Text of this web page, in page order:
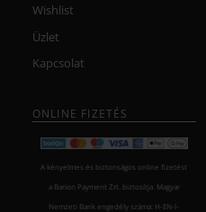
Wishlist
Üzlet
Kapcsolat
ONLINE FIZETÉS
A kényelmes és biztonságos online fizetést
a Barion Payment Zrt. biztosítja. Magyar
Nemzeti Bank engedély száma: H-EN-I-